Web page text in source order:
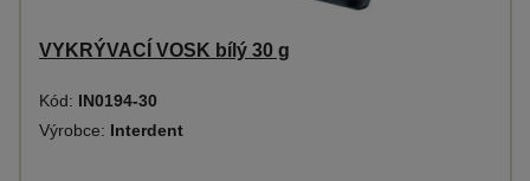
VYKRÝVACÍ VOSK bílý 30 g
Kód: IN0194-30
Výrobce: Interdent